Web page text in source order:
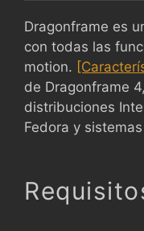
Dragonframe es
con todas las
motion.
de Dragonframe
distribuciones
Fedora y